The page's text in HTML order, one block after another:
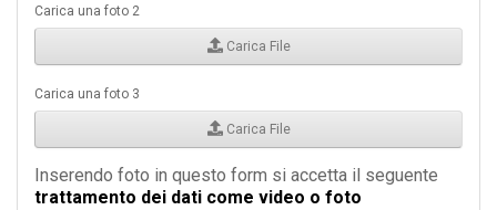
Carica una foto 2
Carica File
Carica una foto 3
Carica File
Inserendo foto in questo form si accetta il seguente
trattamento dei dati come video o foto